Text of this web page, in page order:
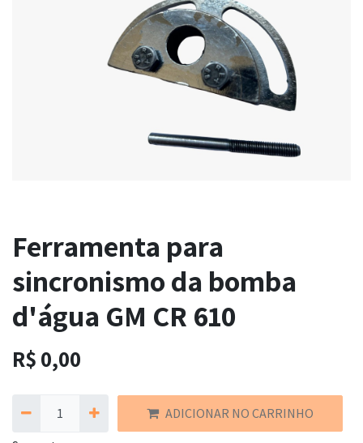
Ferramenta para
sincronismo da bomba
d'água GM CR 610
R$0,00
ADICIONAR NO CARRINHO